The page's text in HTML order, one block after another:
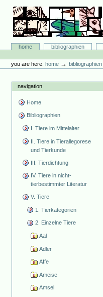
content.
navigation
Bibliographie-Portal
Sectionshome bibliographien
tools
you are here: home →bibliographien
navigation
Home
Bibliographien
I. Tiere im Mittelalter
II. Tiere in Tierallegorese
und Tierkunde
III. Tierdichtung
IV. Tiere in nicht-
tierbestimmter Literatur
V. Tiere
1. Tierkategorien
2. Einzelne Tiere
Aal
Adler
Affe
Ameise
Amsel